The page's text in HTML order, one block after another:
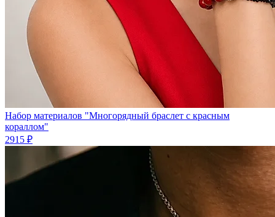
Набор материалов "Многорядный браслет с красным
кораллом"
2915 ₽